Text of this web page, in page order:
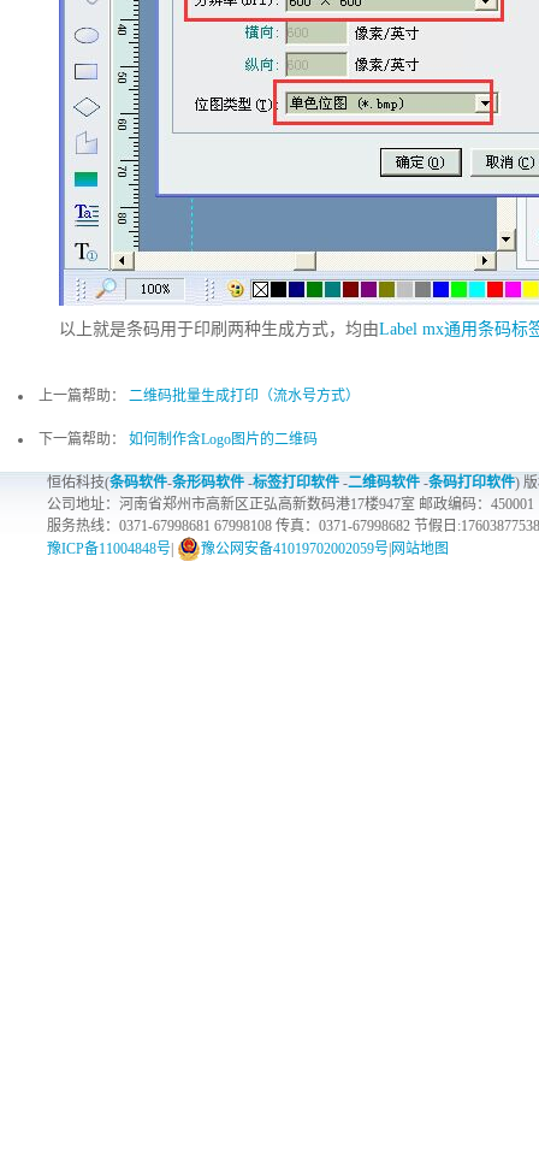
以上就是条码用于印刷两种生成方式，均由Label mx通用条码标
上一篇帮助： 二维码批量生成打印（流水号方式）
下一篇帮助： 如何制作含Logo图片的二维码
恒佑科技(条码软件-条形码软件 -标签打印软件 -二维码软件 -条码打印软件)
公司地址：河南省郑州市高新区正弘高新数码港17楼947室 邮政编码：450001
服务热线：0371-67998681 67998108 传真：0371-67998682 节假日:17603877538
豫ICP备11004848号
豫公网安备41019702002059号 网站地图